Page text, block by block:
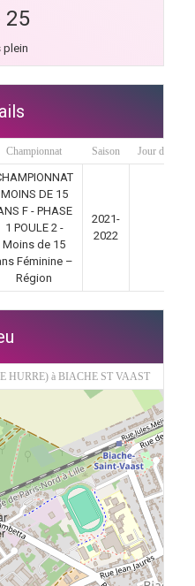
25
plein
Championnat Saison Jour de match
MOINS DE 15
F - PHASE
1 POULE 2 -
Moins de 15
Féminine –
Région
2021-
2022
HURRE) à BIACHE ST VAAST